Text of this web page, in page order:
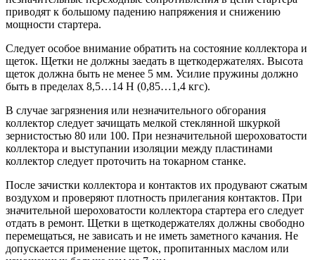
приводят к большому падению напряжения и снижению
мощности стартера.
Следует особое внимание обратить на состояние коллектора и
щеток. Щетки не должны заедать в щеткодержателях. Высота
щеток должна быть не менее 5 мм. Усилие пружины должно
быть в пределах 8,5…14 Н (0,85…1,4 кгс).
В случае загрязнения или незначительного обгорания
коллектор следует зачищать мелкой стеклянной шкуркой
зернистостью 80 или 100. При незначительной шероховатости
коллектора и выступании изоляции между пластинами
коллектор следует проточить на токарном станке.
После зачистки коллектора и контактов их продувают сжатым
воздухом и проверяют плотность прилегания контактов. При
значительной шероховатости коллектора стартера его следует
отдать в ремонт. Щетки в щеткодержателях должны свободно
перемещаться, не зависать и не иметь заметного качания. Не
допускается применение щеток, пропитанных маслом или